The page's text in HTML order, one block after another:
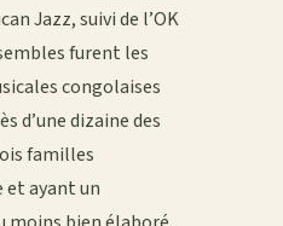
Jazz, suivi de l’OK
furent les
congolaises
d’une dizaine des
familles
et ayant un